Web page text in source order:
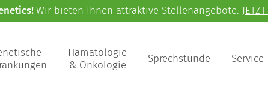
Wir bieten Ihnen attraktive Stellenangebote.
Hämatologie
& Onkologie
Sprechstunde Service